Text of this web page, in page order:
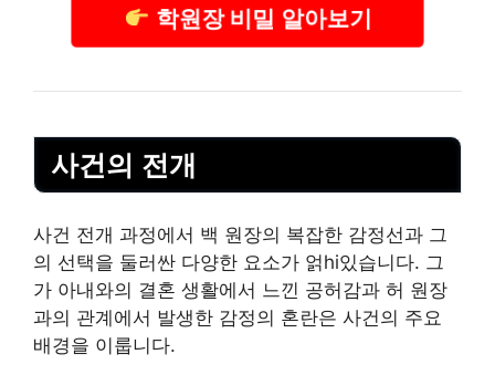
학원장 비밀 알아보기
사건의 전개
사건 전개 과정에서 백 원장의 복잡한 감정선과 그
의 선택을 둘러싼 다양한 요소가 얽hi있습니다. 그
가 아내와의 결혼 생활에서 느낀 공허감과 허 원장
과의 관계에서 발생한 감정의 혼란은 사건의 주요
배경을 이룹니다.